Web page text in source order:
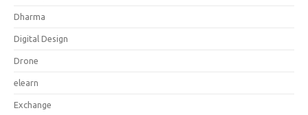
Dharma
Digital Design
Drone
elearn
Exchange